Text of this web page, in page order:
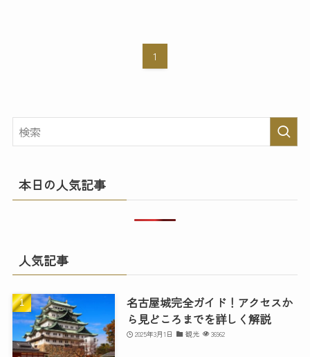
1
本日の人気記事
人気記事
名古屋城完全ガイド！アクセスか
ら見どころまでを詳しく解説
2025年3月1日 観光 36962